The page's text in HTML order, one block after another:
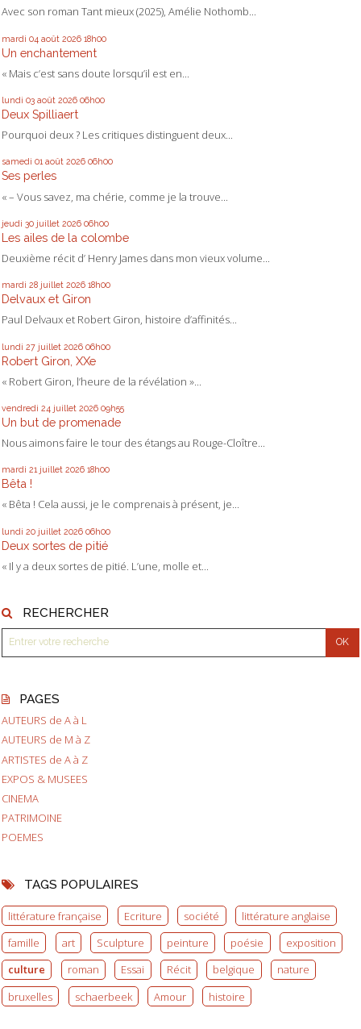
Avec son roman Tant mieux (2025), Amélie Nothomb...
mardi 04 août 2026 18h00
Un enchantement
« Mais c’est sans doute lorsqu’il est en...
lundi 03 août 2026 06h00
Deux Spilliaert
Pourquoi deux ? Les critiques distinguent deux...
samedi 01 août 2026 06h00
Ses perles
« – Vous savez, ma chérie, comme je la trouve...
jeudi 30 juillet 2026 06h00
Les ailes de la colombe
Deuxième récit d’ Henry James dans mon vieux volume...
mardi 28 juillet 2026 18h00
Delvaux et Giron
Paul Delvaux et Robert Giron, histoire d’affinités...
lundi 27 juillet 2026 06h00
Robert Giron, XXe
« Robert Giron, l’heure de la révélation »...
vendredi 24 juillet 2026 09h55
Un but de promenade
Nous aimons faire le tour des étangs au Rouge-Cloître...
mardi 21 juillet 2026 18h00
Bêta !
« Bêta ! Cela aussi, je le comprenais à présent, je...
lundi 20 juillet 2026 06h00
Deux sortes de pitié
« Il y a deux sortes de pitié. L’une, molle et...
RECHERCHER
PAGES
AUTEURS de A à L
AUTEURS de M à Z
ARTISTES de A à Z
EXPOS & MUSEES
CINEMA
PATRIMOINE
POEMES
TAGS POPULAIRES
littérature française Ecriture société
littérature anglaise
famille
art Sculpture peinture poésie
exposition
culture
roman Essai Récit belgique
nature
bruxelles
schaerbeek Amour histoire